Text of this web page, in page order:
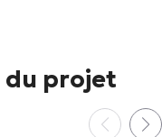
du projet